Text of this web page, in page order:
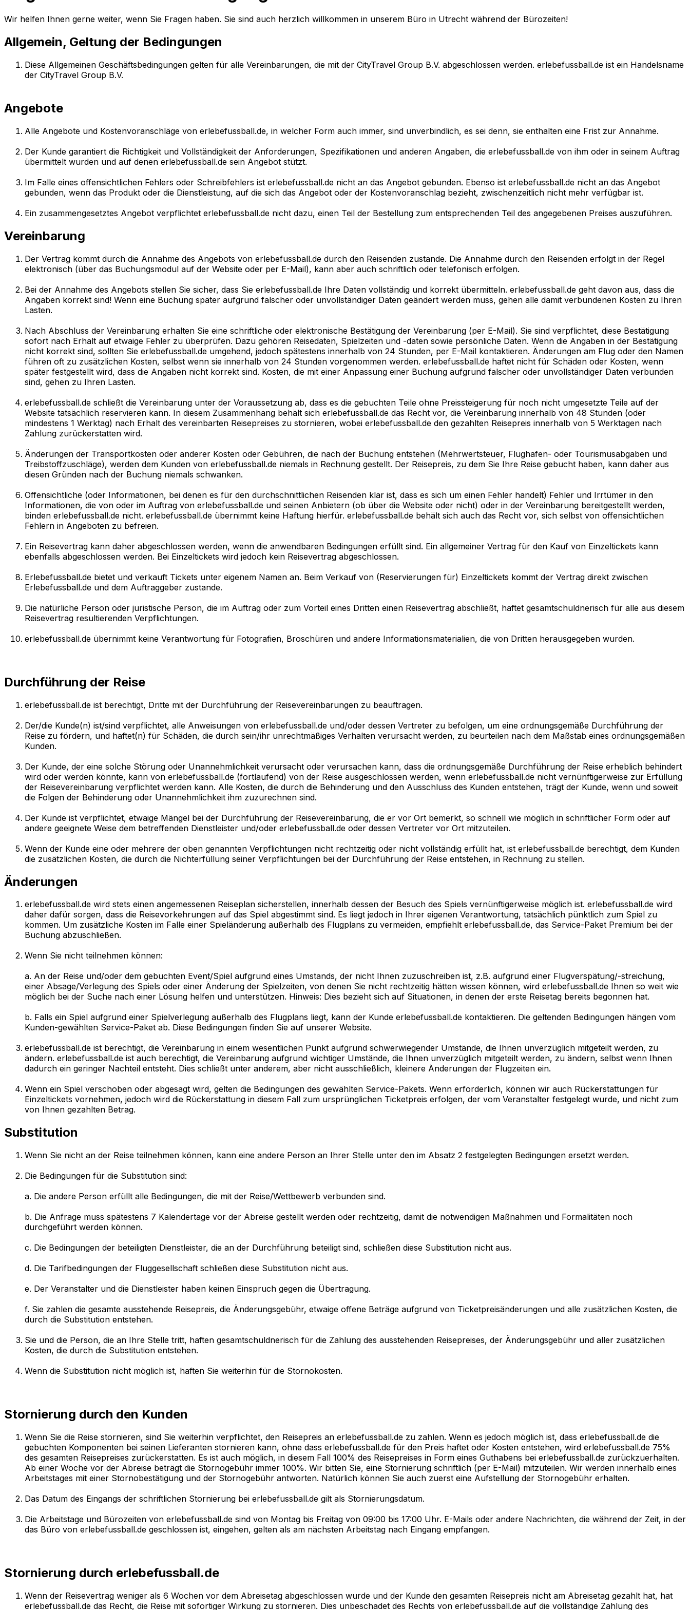
Wir helfen Ihnen gerne weiter, wenn Sie Fragen haben. Sie sind auch herzlich willkommen in unserem Büro in Utrecht während der Bürozeiten!
Allgemein, Geltung der Bedingungen
Diese Allgemeinen Geschäftsbedingungen gelten für alle Vereinbarungen, die mit der CityTravel Group B.V. abgeschlossen werden. erlebefussball.de ist ein Handelsname
der CityTravel Group B.V.
Angebote
Alle Angebote und Kostenvoranschläge von erlebefussball.de, in welcher Form auch immer, sind unverbindlich, es sei denn, sie enthalten eine Frist zur Annahme.
Der Kunde garantiert die Richtigkeit und Vollständigkeit der Anforderungen, Spezifikationen und anderen Angaben, die erlebefussball.de von ihm oder in seinem Auftrag
übermittelt wurden und auf denen erlebefussball.de sein Angebot stützt.
Im Falle eines offensichtlichen Fehlers oder Schreibfehlers ist erlebefussball.de nicht an das Angebot gebunden. Ebenso ist erlebefussball.de nicht an das Angebot
gebunden, wenn das Produkt oder die Dienstleistung, auf die sich das Angebot oder der Kostenvoranschlag bezieht, zwischenzeitlich nicht mehr verfügbar ist.
Ein zusammengesetztes Angebot verpflichtet erlebefussball.de nicht dazu, einen Teil der Bestellung zum entsprechenden Teil des angegebenen Preises auszuführen.
Vereinbarung
Der Vertrag kommt durch die Annahme des Angebots von erlebefussball.de durch den Reisenden zustande. Die Annahme durch den Reisenden erfolgt in der Regel
elektronisch (über das Buchungsmodul auf der Website oder per E-Mail), kann aber auch schriftlich oder telefonisch erfolgen.
Bei der Annahme des Angebots stellen Sie sicher, dass Sie erlebefussball.de Ihre Daten vollständig und korrekt übermitteln. erlebefussball.de geht davon aus, dass die
Angaben korrekt sind! Wenn eine Buchung später aufgrund falscher oder unvollständiger Daten geändert werden muss, gehen alle damit verbundenen Kosten zu Ihren
Lasten.
Nach Abschluss der Vereinbarung erhalten Sie eine schriftliche oder elektronische Bestätigung der Vereinbarung (per E-Mail). Sie sind verpflichtet, diese Bestätigung
sofort nach Erhalt auf etwaige Fehler zu überprüfen. Dazu gehören Reisedaten, Spielzeiten und -daten sowie persönliche Daten. Wenn die Angaben in der Bestätigung
nicht korrekt sind, sollten Sie erlebefussball.de umgehend, jedoch spätestens innerhalb von 24 Stunden, per E-Mail kontaktieren. Änderungen am Flug oder den Namen
führen oft zu zusätzlichen Kosten, selbst wenn sie innerhalb von 24 Stunden vorgenommen werden. erlebefussball.de haftet nicht für Schäden oder Kosten, wenn
später festgestellt wird, dass die Angaben nicht korrekt sind. Kosten, die mit einer Anpassung einer Buchung aufgrund falscher oder unvollständiger Daten verbunden
sind, gehen zu Ihren Lasten.
erlebefussball.de schließt die Vereinbarung unter der Voraussetzung ab, dass es die gebuchten Teile ohne Preissteigerung für noch nicht umgesetzte Teile auf der
Website tatsächlich reservieren kann. In diesem Zusammenhang behält sich erlebefussball.de das Recht vor, die Vereinbarung innerhalb von 48 Stunden (oder
mindestens 1 Werktag) nach Erhalt des vereinbarten Reisepreises zu stornieren, wobei erlebefussball.de den gezahlten Reisepreis innerhalb von 5 Werktagen nach
Zahlung zurückerstatten wird.
Änderungen der Transportkosten oder anderer Kosten oder Gebühren, die nach der Buchung entstehen (Mehrwertsteuer, Flughafen- oder Tourismusabgaben und
Treibstoffzuschläge), werden dem Kunden von erlebefussball.de niemals in Rechnung gestellt. Der Reisepreis, zu dem Sie Ihre Reise gebucht haben, kann daher aus
diesen Gründen nach der Buchung niemals schwanken.
Offensichtliche (oder Informationen, bei denen es für den durchschnittlichen Reisenden klar ist, dass es sich um einen Fehler handelt) Fehler und Irrtümer in den
Informationen, die von oder im Auftrag von erlebefussball.de und seinen Anbietern (ob über die Website oder nicht) oder in der Vereinbarung bereitgestellt werden,
binden erlebefussball.de nicht. erlebefussball.de übernimmt keine Haftung hierfür. erlebefussball.de behält sich auch das Recht vor, sich selbst von offensichtlichen
Fehlern in Angeboten zu befreien.
Ein Reisevertrag kann daher abgeschlossen werden, wenn die anwendbaren Bedingungen erfüllt sind. Ein allgemeiner Vertrag für den Kauf von Einzeltickets kann
ebenfalls abgeschlossen werden. Bei Einzeltickets wird jedoch kein Reisevertrag abgeschlossen.
Erlebefussball.de bietet und verkauft Tickets unter eigenem Namen an. Beim Verkauf von (Reservierungen für) Einzeltickets kommt der Vertrag direkt zwischen
Erlebefussball.de und dem Auftraggeber zustande.
Die natürliche Person oder juristische Person, die im Auftrag oder zum Vorteil eines Dritten einen Reisevertrag abschließt, haftet gesamtschuldnerisch für alle aus diesem
Reisevertrag resultierenden Verpflichtungen.
erlebefussball.de übernimmt keine Verantwortung für Fotografien, Broschüren und andere Informationsmaterialien, die von Dritten herausgegeben wurden.
Durchführung der Reise
erlebefussball.de ist berechtigt, Dritte mit der Durchführung der Reisevereinbarungen zu beauftragen.
Der/die Kunde(n) ist/sind verpflichtet, alle Anweisungen von erlebefussball.de und/oder dessen Vertreter zu befolgen, um eine ordnungsgemäße Durchführung der
Reise zu fördern, und haftet(n) für Schäden, die durch sein/ihr unrechtmäßiges Verhalten verursacht werden, zu beurteilen nach dem Maßstab eines ordnungsgemäßen
Kunden.
Der Kunde, der eine solche Störung oder Unannehmlichkeit verursacht oder verursachen kann, dass die ordnungsgemäße Durchführung der Reise erheblich behindert
wird oder werden könnte, kann von erlebefussball.de (fortlaufend) von der Reise ausgeschlossen werden, wenn erlebefussball.de nicht vernünftigerweise zur Erfüllung
der Reisevereinbarung verpflichtet werden kann. Alle Kosten, die durch die Behinderung und den Ausschluss des Kunden entstehen, trägt der Kunde, wenn und soweit
die Folgen der Behinderung oder Unannehmlichkeit ihm zuzurechnen sind.
Der Kunde ist verpflichtet, etwaige Mängel bei der Durchführung der Reisevereinbarung, die er vor Ort bemerkt, so schnell wie möglich in schriftlicher Form oder auf
andere geeignete Weise dem betreffenden Dienstleister und/oder erlebefussball.de oder dessen Vertreter vor Ort mitzuteilen.
Wenn der Kunde eine oder mehrere der oben genannten Verpflichtungen nicht rechtzeitig oder nicht vollständig erfüllt hat, ist erlebefussball.de berechtigt, dem Kunden
die zusätzlichen Kosten, die durch die Nichterfüllung seiner Verpflichtungen bei der Durchführung der Reise entstehen, in Rechnung zu stellen.
Änderungen
erlebefussball.de wird stets einen angemessenen Reiseplan sicherstellen, innerhalb dessen der Besuch des Spiels vernünftigerweise möglich ist. erlebefussball.de wird
daher dafür sorgen, dass die Reisevorkehrungen auf das Spiel abgestimmt sind. Es liegt jedoch in Ihrer eigenen Verantwortung, tatsächlich pünktlich zum Spiel zu
kommen. Um zusätzliche Kosten im Falle einer Spieländerung außerhalb des Flugplans zu vermeiden, empfiehlt erlebefussball.de, das Service-Paket Premium bei der
Buchung abzuschließen.
Wenn Sie nicht teilnehmen können:
a. An der Reise und/oder dem gebuchten Event/Spiel aufgrund eines Umstands, der nicht Ihnen zuzuschreiben ist, z.B. aufgrund einer Flugverspätung/-streichung,
einer Absage/Verlegung des Spiels oder einer Änderung der Spielzeiten, von denen Sie nicht rechtzeitig hätten wissen können, wird erlebefussball.de Ihnen so weit wie
möglich bei der Suche nach einer Lösung helfen und unterstützen. Hinweis: Dies bezieht sich auf Situationen, in denen der erste Reisetag bereits begonnen hat.
b. Falls ein Spiel aufgrund einer Spielverlegung außerhalb des Flugplans liegt, kann der Kunde erlebefussball.de kontaktieren. Die geltenden Bedingungen hängen vom
Kunden-gewählten Service-Paket ab. Diese Bedingungen finden Sie auf unserer Website.
erlebefussball.de ist berechtigt, die Vereinbarung in einem wesentlichen Punkt aufgrund schwerwiegender Umstände, die Ihnen unverzüglich mitgeteilt werden, zu
ändern. erlebefussball.de ist auch berechtigt, die Vereinbarung aufgrund wichtiger Umstände, die Ihnen unverzüglich mitgeteilt werden, zu ändern, selbst wenn Ihnen
dadurch ein geringer Nachteil entsteht. Dies schließt unter anderem, aber nicht ausschließlich, kleinere Änderungen der Flugzeiten ein.
Wenn ein Spiel verschoben oder abgesagt wird, gelten die Bedingungen des gewählten Service-Pakets. Wenn erforderlich, können wir auch Rückerstattungen für
Einzeltickets vornehmen, jedoch wird die Rückerstattung in diesem Fall zum ursprünglichen Ticketpreis erfolgen, der vom Veranstalter festgelegt wurde, und nicht zum
von Ihnen gezahlten Betrag.
Substitution
Wenn Sie nicht an der Reise teilnehmen können, kann eine andere Person an Ihrer Stelle unter den im Absatz 2 festgelegten Bedingungen ersetzt werden.
Die Bedingungen für die Substitution sind:
a. Die andere Person erfüllt alle Bedingungen, die mit der Reise/Wettbewerb verbunden sind.
b. Die Anfrage muss spätestens 7 Kalendertage vor der Abreise gestellt werden oder rechtzeitig, damit die notwendigen Maßnahmen und Formalitäten noch
durchgeführt werden können.
c. Die Bedingungen der beteiligten Dienstleister, die an der Durchführung beteiligt sind, schließen diese Substitution nicht aus.
d. Die Tarifbedingungen der Fluggesellschaft schließen diese Substitution nicht aus.
e. Der Veranstalter und die Dienstleister haben keinen Einspruch gegen die Übertragung.
f. Sie zahlen die gesamte ausstehende Reisepreis, die Änderungsgebühr, etwaige offene Beträge aufgrund von Ticketpreisänderungen und alle zusätzlichen Kosten, die
durch die Substitution entstehen.
Sie und die Person, die an Ihre Stelle tritt, haften gesamtschuldnerisch für die Zahlung des ausstehenden Reisepreises, der Änderungsgebühr und aller zusätzlichen
Kosten, die durch die Substitution entstehen.
Wenn die Substitution nicht möglich ist, haften Sie weiterhin für die Stornokosten.
Stornierung durch den Kunden
Wenn Sie die Reise stornieren, sind Sie weiterhin verpflichtet, den Reisepreis an erlebefussball.de zu zahlen. Wenn es jedoch möglich ist, dass erlebefussball.de die
gebuchten Komponenten bei seinen Lieferanten stornieren kann, ohne dass erlebefussball.de für den Preis haftet oder Kosten entstehen, wird erlebefussball.de 75%
des gesamten Reisepreises zurückerstatten. Es ist auch möglich, in diesem Fall 100% des Reisepreises in Form eines Guthabens bei erlebefussball.de zurückzuerhalten.
Ab einer Woche vor der Abreise beträgt die Stornogebühr immer 100%. Wir bitten Sie, eine Stornierung schriftlich (per E-Mail) mitzuteilen. Wir werden innerhalb eines
Arbeitstages mit einer Stornobestätigung und der Stornogebühr antworten. Natürlich können Sie auch zuerst eine Aufstellung der Stornogebühr erhalten.
Das Datum des Eingangs der schriftlichen Stornierung bei erlebefussball.de gilt als Stornierungsdatum.
Die Arbeitstage und Bürozeiten von erlebefussball.de sind von Montag bis Freitag von 09:00 bis 17:00 Uhr. E-Mails oder andere Nachrichten, die während der Zeit, in der
das Büro von erlebefussball.de geschlossen ist, eingehen, gelten als am nächsten Arbeitstag nach Eingang empfangen.
Stornierung durch erlebefussball.de
Wenn der Reisevertrag weniger als 6 Wochen vor dem Abreisetag abgeschlossen wurde und der Kunde den gesamten Reisepreis nicht am Abreisetag gezahlt hat, hat
erlebefussball.de das Recht, die Reise mit sofortiger Wirkung zu stornieren. Dies unbeschadet des Rechts von erlebefussball.de auf die vollständige Zahlung des